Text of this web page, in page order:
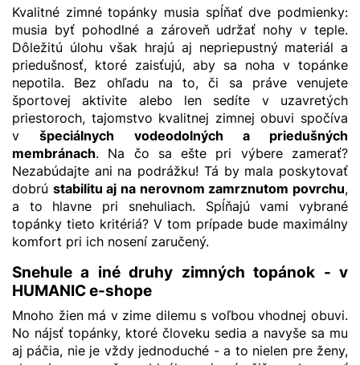
Kvalitné zimné topánky musia spĺňať dve podmienky:
musia byť pohodlné a zároveň udržať nohy v teple.
Dôležitú úlohu však hrajú aj nepriepustný materiál a
priedušnosť, ktoré zaisťujú, aby sa noha v topánke
nepotila. Bez ohľadu na to, či sa práve venujete
športovej aktivite alebo len sedíte v uzavretých
priestoroch, tajomstvo kvalitnej zimnej obuvi spočíva
všpeciálnych vodeodolných a priedušných
membránach. Na čo sa ešte pri výbere zamerať?
Nezabúdajte ani na podrážku! Tá by mala poskytovať
dobrú stabilitu aj na nerovnom zamrznutom povrchu,
a to hlavne pri snehuliach. Spĺňajú vami vybrané
topánky tieto kritériá? V tom prípade bude maximálny
komfort pri ich nosení zaručený.
Snehule a iné druhy zimných topánok - v
HUMANIC e-shope
Mnoho žien má v zime dilemu s voľbou vhodnej obuvi.
No nájsť topánky, ktoré človeku sedia a navyše sa mu
aj páčia, nie je vždy jednoduché - a to nielen pre ženy,